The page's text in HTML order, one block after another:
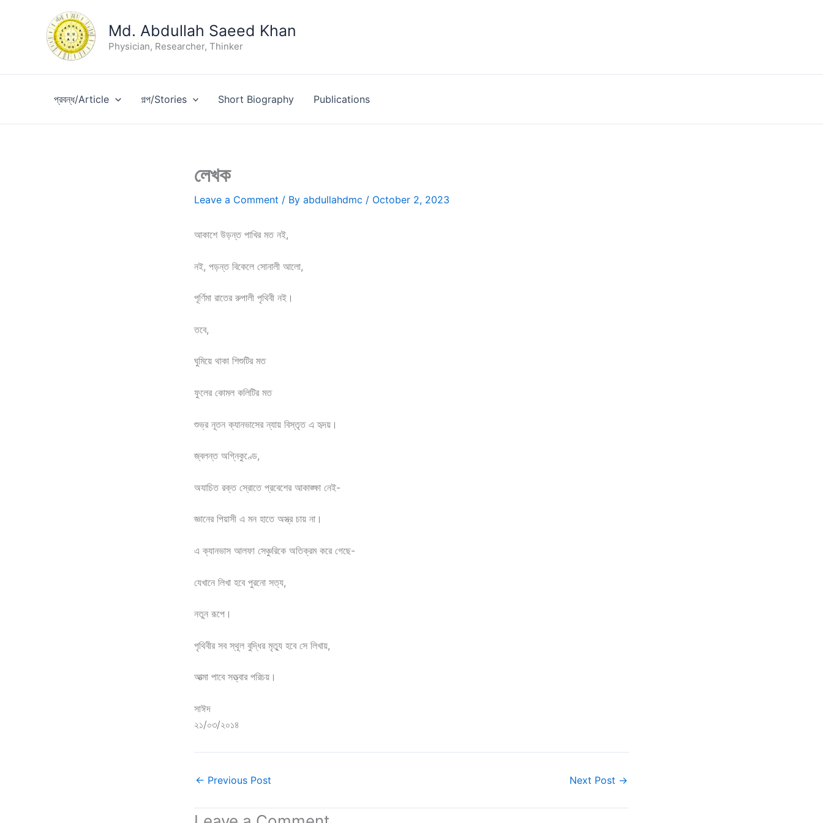
Md. Abdullah Saeed Khan
Physician, Researcher, Thinker
প্রবন্ধ/Article গল্প/Stories Short Biography Publications
লেখক
Leave a Comment / By abdullahdmc / October 2, 2023
আকাশে উড়ন্ত পাখির মত নই,
নই, পড়ন্ত বিকেলে সোনালী আলো,
পূর্ণিমা রাতের রুপালী পৃথিবী নই।
তবে,
ঘুমিয়ে থাকা শিশুটির মত
ফুলের কোমল কলিটির মত
শুভ্র নূতন ক্যানভাসের ন্যায় বিস্তৃত এ হৃদয়।
জ্বলন্ত অগ্নিকুণ্ডে,
অযাচিত রক্ত স্রোতে প্রবেশের আকাঙ্ক্ষা নেই-
জ্ঞানের পিয়াসী এ মন হাতে অস্ত্র চায় না।
এ ক্যানভাস আলফা সেঞ্চুরিকে অতিক্রম করে গেছে-
যেখানে লিখা হবে পুরনো সত্য,
নতুন রূপে।
পৃথিবীর সব স্থূল বুদ্ধির মৃত্যু হবে সে লিখায়,
আত্মা পাবে সত্ত্বার পরিচয়।
সাঈদ
২১/০৩/২০১৪
← Previous Post Next Post →